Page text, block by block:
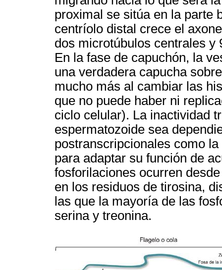
proximal se sitúa en la parte
centríolo distal crece el
dos microtúbulos centrales
En la fase de capuchón, la
una verdadera capucha
mucho más al cambiar las
que no puede haber ni
ciclo celular). La inactividad
espermatozoide sea
postranscripcionales como
para adaptar su función de
fosforilaciones ocurren
en los residuos de tirosina,
las que la mayoría de las
serina y treonina.